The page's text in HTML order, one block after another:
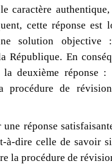
caractère authentique,
cette réponse est
solution
République. En
deuxième réponse
procédure de
réponse
celle de savoir
la procédure de